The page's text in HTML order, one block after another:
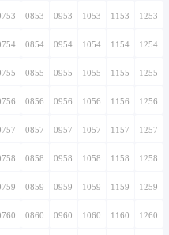
0853 0953 1053 1153 1253
0854 0954 1054 1154 1254
0855 0955 1055 1155 1255
0856 0956 1056 1156 1256
0857 0957 1057 1157 1257
0858 0958 1058 1158 1258
0859 0959 1059 1159 1259
0860 0960 1060 1160 1260